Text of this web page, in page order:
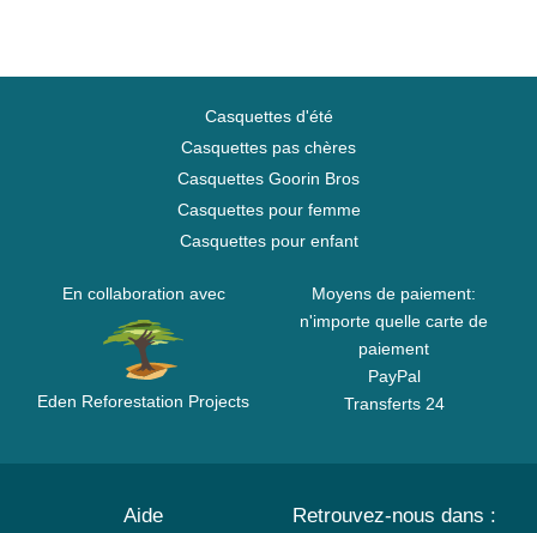
Casquettes d'été
Casquettes pas chères
Casquettes Goorin Bros
Casquettes pour femme
Casquettes pour enfant
En collaboration avec
Eden Reforestation Projects
Moyens de paiement:
n'importe quelle carte de
paiement
PayPal
Transferts 24
Aide Retrouvez-nous dans :